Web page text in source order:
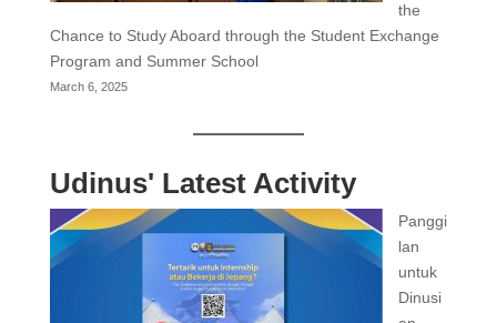
the
Chance to Study Aboard through the Student Exchange
Program and Summer School
March 6, 2025
Udinus' Latest Activity
Panggi
lan
untuk
Dinusi